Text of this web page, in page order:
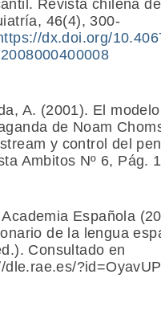
Revista chilena
46(4), 300-
dx.doi.org/
A. (2001). El
de Noam
y control del
Ambitos Nº 6, Pág.
Española
de la lengua
Consultado en
dle.rae.es/